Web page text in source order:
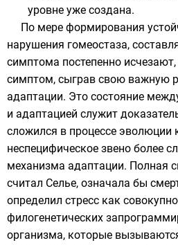
уровне уже создана.
По мере формирования
нарушения гомеостаза,
симптома постепенно
симптом, сыграв свою важную
адаптации. Это состояние
и адаптацией служит
сложился в процессе эволюции
неспецифическое звено более
механизма адаптации. Полная
считал Селье, означала бы
определил стресс как
филогенетических
организма, которые